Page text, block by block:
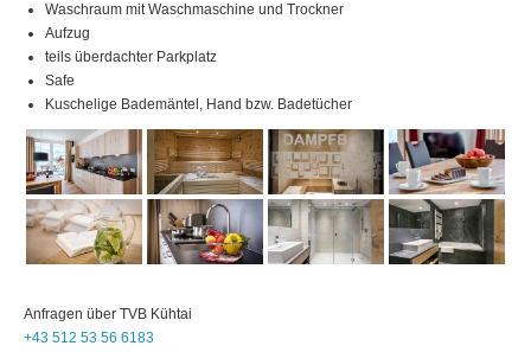
Waschraum mit Waschmaschine und Trockner
Aufzug
teils überdachter Parkplatz
Safe
Kuschelige Bademäntel, Hand bzw. Badetücher
Anfragen über TVB Kühtai
+43 512 53 56 6183